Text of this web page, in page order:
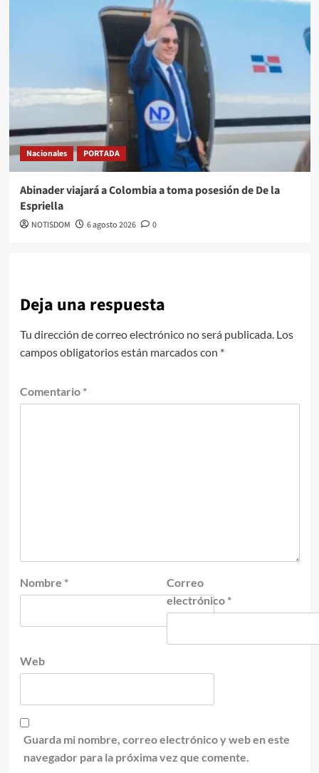
Nacionales PORTADA
Abinader viajará a Colombia a toma posesión de De la
Espriella
NOTISDOM 6 agosto 2026 0
Deja una respuesta
Tu dirección de correo electrónico no será publicada. Los
campos obligatorios están marcados con *
Comentario *
Nombre *
Correo
electrónico *
Web
Guarda mi nombre, correo electrónico y web en este
navegador para la próxima vez que comente.